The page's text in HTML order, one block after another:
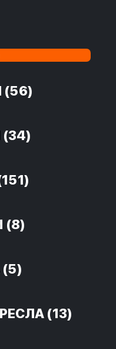
(56)
(34)
(8)
(5)
(13)